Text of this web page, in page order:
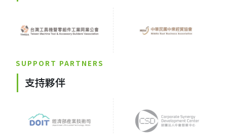
SUPPORT PARTNERS
支持夥伴